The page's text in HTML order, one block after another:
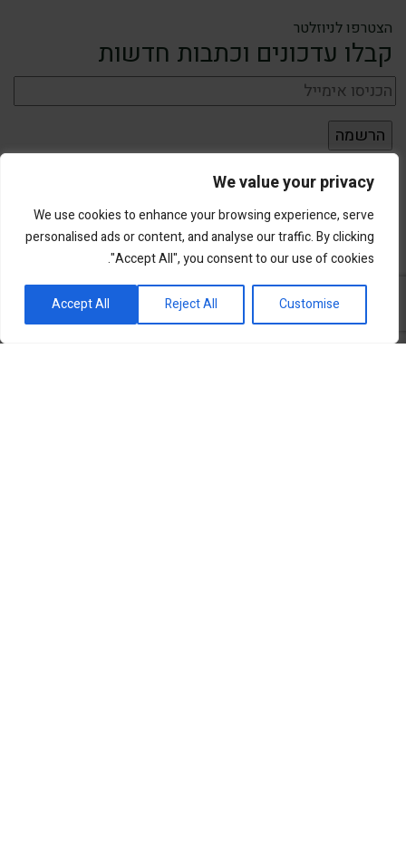
We value your privacy
We use cookies to enhance your browsing experience, serve
personalised ads or content, and analyse our traffic. By clicking
"Accept All", you consent to our use of cookies.
Customise
Reject All
Accept All
הצטרפו לניוזלטר
קבלו עדכונים וכתבות חדשות
פורטל השקעות וחדשנות